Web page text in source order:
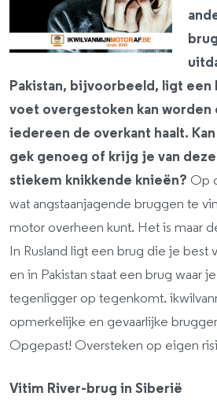
Pakistan, bijvoorbeeld, ligt een
voet overgestoken kan worden
iedereen de overkant haalt.
gek genoeg of krijg je van
stiekem knikkende knieën? Op
wat angstaanjagende bruggen te
motor overheen kunt. Het is maar
In Rusland ligt een brug die je best
en in Pakistan staat een brug waar
tegenligger op tegenkomt.
opmerkelijke en gevaarlijke
Opgepast! Oversteken op eigen
Vitim River-brug in Siberië